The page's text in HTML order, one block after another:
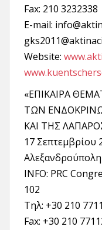
Fax: 210 3232338
E-mail:
Website:
«ΕΠΙΚΑΙΡΑ
ΤΩΝ
ΚΑΙ ΤΗΣ
17 Σεπτεμβρίου
Αλεξανδρούπολη
INFO: PRC
102
Tηλ: +30 210
Fax: +30 210